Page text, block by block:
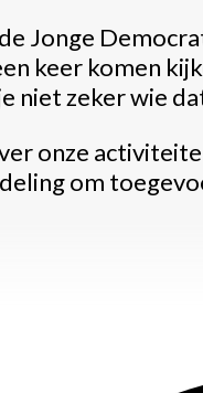
Jonge
keer komen
niet zeker wie
onze
om